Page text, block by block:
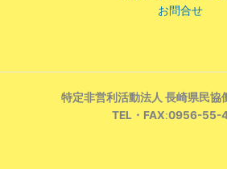
お問合せ
特定非営利活動法人 長崎県民協
TEL・FAX:0956-55-